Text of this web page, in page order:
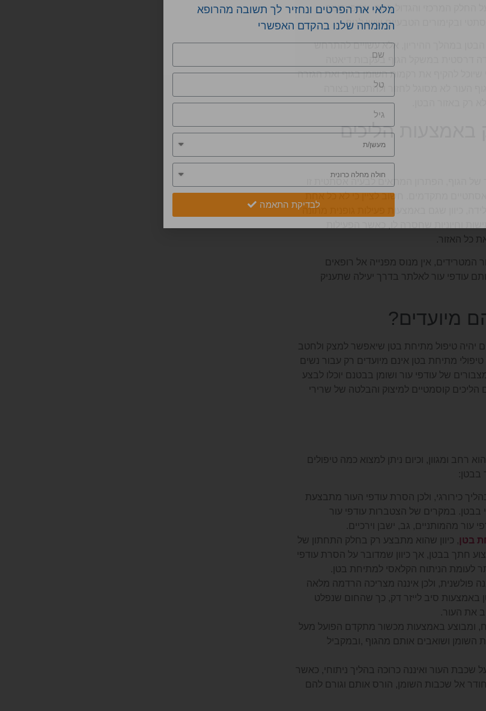
החלק המרכזי והגדול בגוף, עודפי העור
ובקימורים הטבעיים שיש לגוף.
במהלך ההיריון, אלא עשויים להתרחש
דרסטית במשקל הגוף בעקבות דיאטה
שיוכל להקיף את רקמות השומן בגוף ואת הגזרה
לא מסוגל לחזור ולהתכווץ בצורה
רק באזור הבטן.
באמצעות הליכים
של הגוף, הפתרון המתאים לבעיה אסתטית זו
מתקדמים. חשוב לציין כי לא כל אחת
כיוון שגם באמצעות פעילות גופנית מתונה
וחיוניות שחסרה לו, כאשר הפעילות
כל האזור.
אין מנוס מפנייה אל רופאים
עודפי עור לאלתר בדרך יעילה שתעניק
מיועדים?
יהיה טיפול מתיחת בטן שיאפשר למצק ולחטב
מתיחת בטן אינם מיועדים רק עבור נשים
של עודפי עור ושומן בבטנם יוכלו לבצע
הליכים קוסמטיים למיצוק והבלטה של שרירי
רחב ומגוון, וכיום ניתן למצוא כמה טיפולים
בבטן:
כירורגי, ולכן הסרת עודפי העור מתבצעת
במקרים של הצטברות עודפי עור
עור מהמותניים, גב, ישבן וירכיים.
בטן, כיוון שהוא מתבצע רק בחלק התחתון של
חתך בבטן, אך כיוון שמדובר על הסרת עודפי
לעומת הניתוח הקלאסי למתיחת בטן.
פולשנית, ולכן איננה מצריכה הרדמה מלאה
סיב לייזר דק, כך שהחום שנפלט
את העור.
ומבוצע באמצעות מכשור מתקדם הפועל מעל
השומן ושואבים אותם מהגוף ,ובמקביל
שכבת העור ואיננה כרוכה בהליך ניתוחי, כאשר
אל שכבות השומן, הורס אותם וגורם להם
מלאי את הפרטים ונחזיר לך תשובה מהרופא
המומחה שלנו בהקדם האפשרי
לבדיקת התאמה